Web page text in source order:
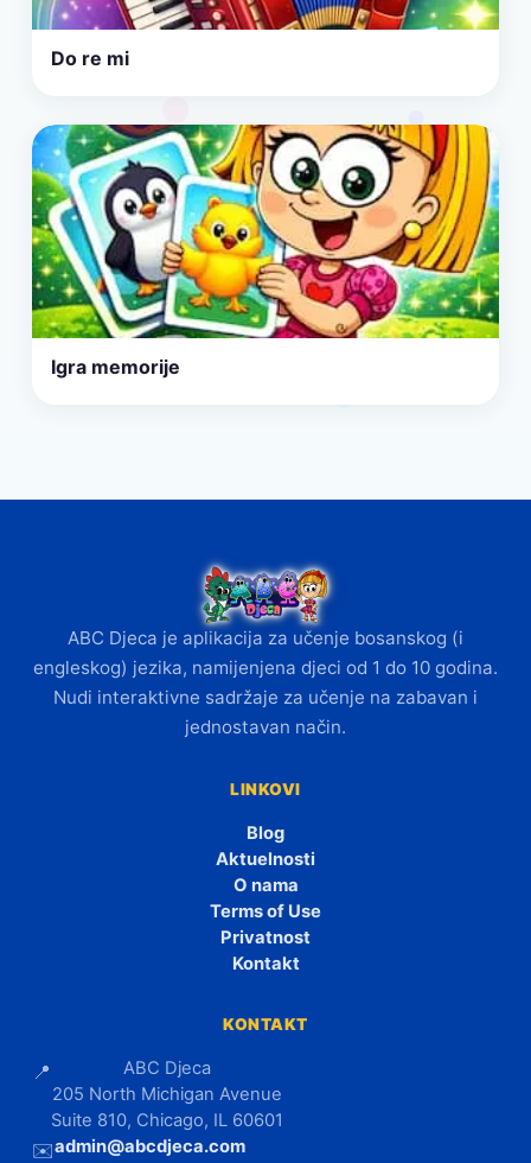
Do re mi
Igra memorije
ABC Djeca je aplikacija za učenje bosanskog (i
engleskog) jezika, namijenjena djeci od 1 do 10 godina.
Nudi interaktivne sadržaje za učenje na zabavan i
jednostavan način.
LINKOVI
Blog
Aktuelnosti
O nama
Terms of Use
Privatnost
Kontakt
KONTAKT
📍
ABC Djeca
205 North Michigan Avenue
Suite 810, Chicago, IL 60601
✉️admin@abcdjeca.com